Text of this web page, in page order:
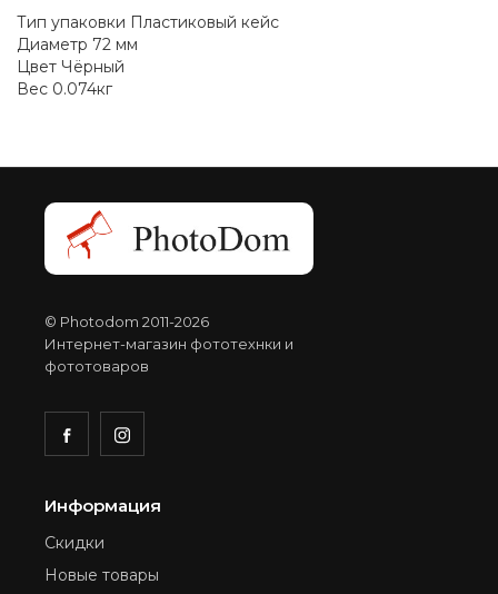
Тип упаковки Пластиковый кейс
Диаметр 72 мм
Цвет Чёрный
Вес 0.074кг
© Photodom 2011-2026
Интернет-магазин фототехнки и
фототоваров
Информация
Скидки
Новые товары